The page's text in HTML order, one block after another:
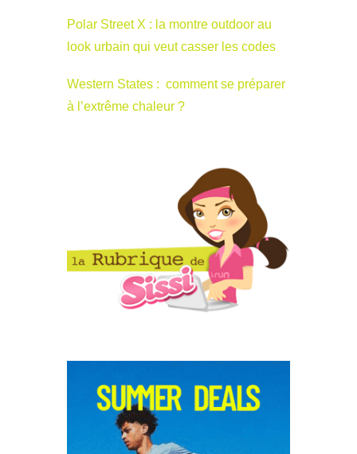
Polar Street X : la montre outdoor au
look urbain qui veut casser les codes
Western States : comment se préparer
à l’extrême chaleur ?